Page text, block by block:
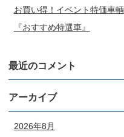
お買い得！イベント特価車輌
『おすすめ特選車』
最近のコメント
アーカイブ
2026年8月